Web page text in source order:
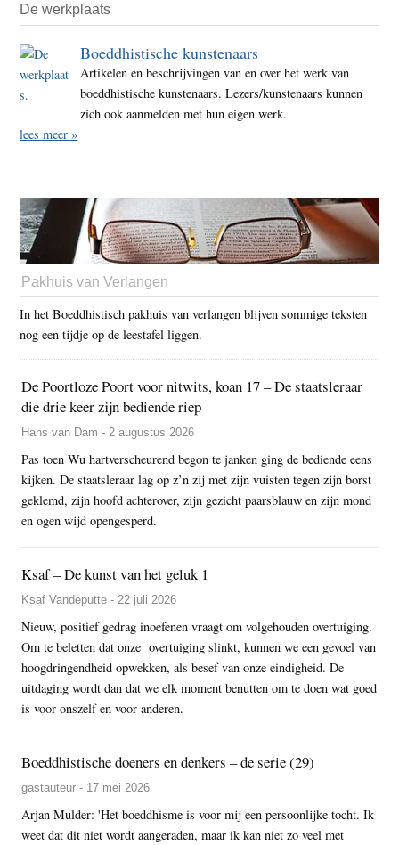
De werkplaats
Boeddhistische kunstenaars
Artikelen en beschrijvingen van en over het werk van
boeddhistische kunstenaars. Lezers/kunstenaars kunnen
zich ook aanmelden met hun eigen werk.
lees meer »
Pakhuis van Verlangen
In het Boeddhistisch pakhuis van verlangen blijven sommige teksten
nog een tijdje op de leestafel liggen.
De Poortloze Poort voor nitwits, koan 17 – De staatsleraar
die drie keer zijn bediende riep
Hans van Dam - 2 augustus 2026
Pas toen Wu hartverscheurend begon te janken ging de bediende eens
kijken. De staatsleraar lag op z’n zij met zijn vuisten tegen zijn borst
geklemd, zijn hoofd achterover, zijn gezicht paarsblauw en zijn mond
en ogen wijd opengesperd.
Ksaf – De kunst van het geluk 1
Ksaf Vandeputte - 22 juli 2026
Nieuw, positief gedrag inoefenen vraagt om volgehouden overtuiging.
Om te beletten dat onze overtuiging slinkt, kunnen we een gevoel van
hoogdringendheid opwekken, als besef van onze eindigheid. De
uitdaging wordt dan dat we elk moment benutten om te doen wat goed
is voor onszelf en voor anderen.
Boeddhistische doeners en denkers – de serie (29)
gastauteur - 17 mei 2026
Arjan Mulder: 'Het boeddhisme is voor mij een persoonlijke tocht. Ik
weet dat dit niet wordt aangeraden, maar ik kan niet zo veel met